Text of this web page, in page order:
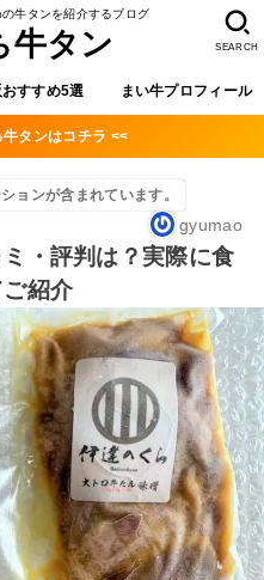
牛タンを紹介するブログ
牛タン
すすめ5選 まい牛プロフィール
SEARCH
タンはコチラ <<
ョンが含まれています。
gyumao
・評判は？実際に食
紹介